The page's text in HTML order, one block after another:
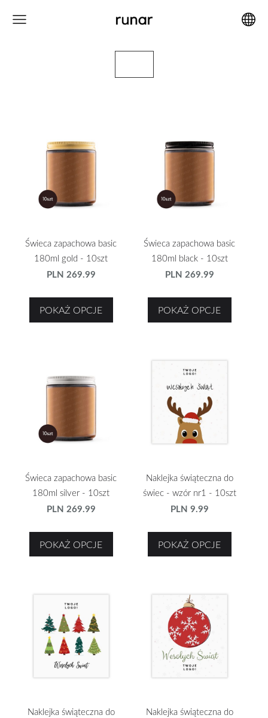
Świeca zapachowa basic
180ml gold - 10szt
PLN 269.99
POKAŻ OPCJE
Świeca zapachowa basic
180ml black - 10szt
PLN 269.99
POKAŻ OPCJE
Świeca zapachowa basic
180ml silver - 10szt
PLN 269.99
POKAŻ OPCJE
Naklejka świąteczna do
świec - wzór nr1 - 10szt
PLN 9.99
POKAŻ OPCJE
Naklejka świąteczna do
Naklejka świąteczna do